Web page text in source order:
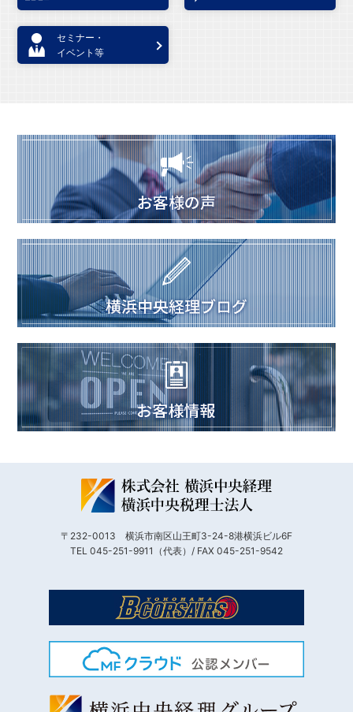
セミナー・
イベント等
〒232-0013 横浜市南区山王町3-24-8港横浜ビル6F
TEL 045-251-9911（代表）/ FAX 045-251-9542